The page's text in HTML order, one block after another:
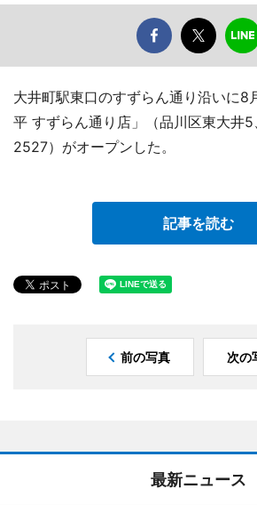
大井町駅東口のすずらん通り沿いに8
平 すずらん通り店」（品川区東大井
2527）がオープンした。
記事を読む
前の写真 次の
最新ニュース